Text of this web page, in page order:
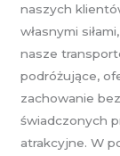
naszych
własnymi
nasze
podróżujące,
zachowanie
świadczonych
atrakcyjne. W